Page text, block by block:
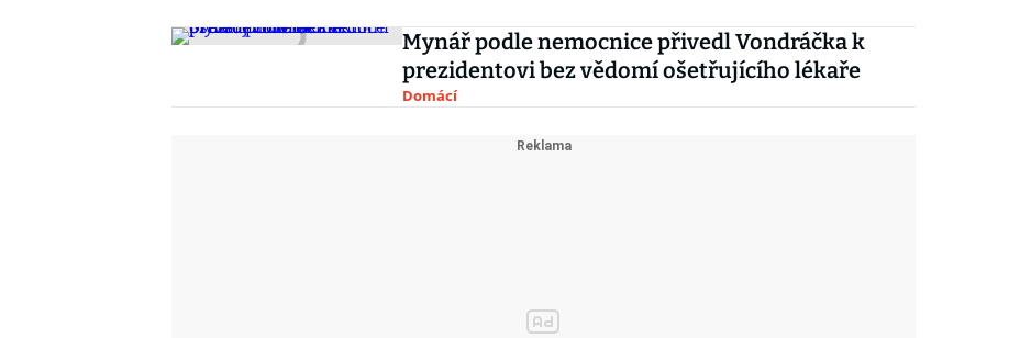
Mynář podle nemocnice přivedl Vondráčka k
prezidentovi bez vědomí ošetřujícího lékaře
Domácí